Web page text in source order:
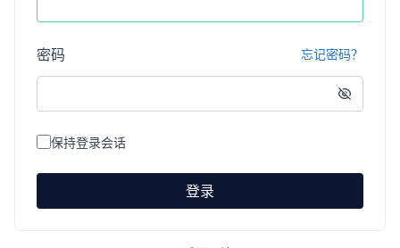
密码 忘记密码？
保持登录会话
登录